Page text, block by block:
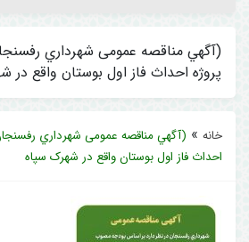
(آگهي مناقصه عمومی شهرداري
پروژه احداث فاز اول بوستان واقع در
خانه » (آگهي مناقصه عمومی شهرداري
احداث فاز اول بوستان واقع در شهرک سپاه